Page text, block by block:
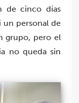
de cinco días
un personal de
grupo, pero el
no queda sin